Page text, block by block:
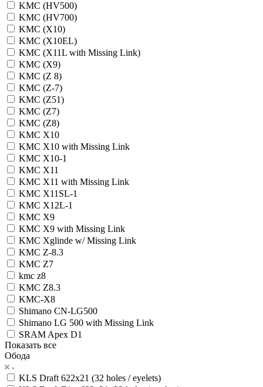
KMC (HV500)
KMC (HV700)
KMC (X10)
KMC (X10EL)
KMC (X11L with Missing Link)
KMC (X9)
KMC (Z 8)
KMC (Z-7)
KMC (Z51)
KMC (Z7)
KMC (Z8)
KMC X10
KMC X10 with Missing Link
KMC X10-1
KMC X11
KMC X11 with Missing Link
KMC X11SL-1
KMC X12L-1
KMC X9
KMC X9 with Missing Link
KMC Xglinde w/ Missing Link
KMC Z-8.3
KMC Z7
kmc z8
KMC Z8.3
KMC-X8
Shimano CN-LG500
Shimano LG 500 with Missing Link
SRAM Apex D1
Показать все
Обода
KLS Draft 622x21 (32 holes / eyelets)